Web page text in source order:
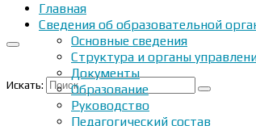
Искать:
Главная
Сведения об образовательной
Основные сведения
Структура и органы
Документы
Образование
Руководство
Педагогический состав